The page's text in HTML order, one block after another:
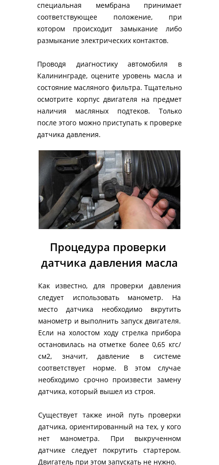
специальная мембрана принимает
соответствующее положение, при
котором происходит замыкание либо
размыкание электрических контактов.
Проводя диагностику автомобиля в
Калининграде, оцените уровень масла и
состояние масляного фильтра. Тщательно
осмотрите корпус двигателя на предмет
наличия масляных подтеков. Только
после этого можно приступать к проверке
датчика давления.
Процедура проверки
датчика давления масла
Как известно, для проверки давления
следует использовать манометр. На
место датчика необходимо вкрутить
манометр и выполнить запуск двигателя.
Если на холостом ходу стрелка прибора
остановилась на отметке более 0,65 кгс/
см2, значит, давление в системе
соответствует норме. В этом случае
необходимо срочно произвести замену
датчика, который вышел из строя.
Существует также иной путь проверки
датчика, ориентированный на тех, у кого
нет манометра. При выкрученном
датчике следует покрутить стартером.
Двигатель при этом запускать не нужно.